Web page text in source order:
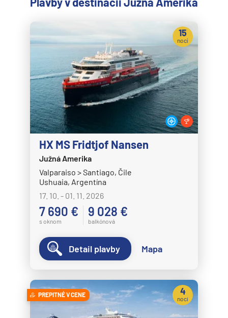
HX MS Fridtjof Nansen
Južná Amerika
Valparaiso > Santiago, Čile
Ushuaia, Argentína
17. 10. - 01. 11. 2026
7 690 €
s oknom
9 028 €
balkónová
15
nocí
Detail plavby Mapa
PREPITNÉ V CENE 4
noci